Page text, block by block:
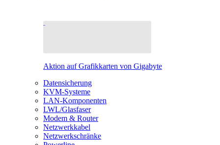
Aktion auf Grafikkarten von Gigabyte
Datensicherung
KVM-Systeme
LAN-Komponenten
LWL/Glasfaser
Modem & Router
Netzwerkkabel
Netzwerkschränke